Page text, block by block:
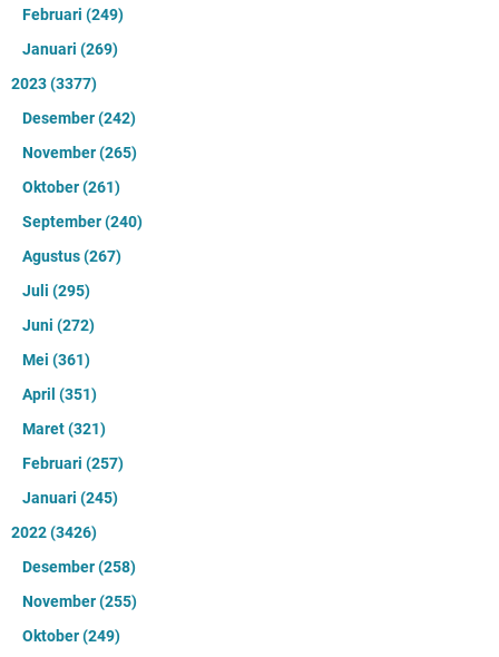
Februari (249)
Januari (269)
2023(3377)
Desember(242)
November(265)
Oktober(261)
September(240)
Agustus(267)
Juli (295)
Juni (272)
Mei (361)
April (351)
Maret(321)
Februari (257)
Januari (245)
2022(3426)
Desember(258)
November(255)
Oktober(249)